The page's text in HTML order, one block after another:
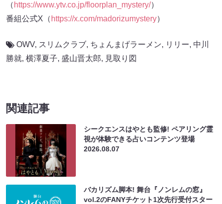
（ https://www.ytv.co.jp/floorplan_mystery/）
番組公式X（ https://x.com/madorizumystery）
OWV, スリムクラブ, ちょんまげラーメン, リリー, 中川
勝就, 横澤夏子, 盛山晋太郎, 見取り図
関連記事
シークエンスはやとも監修! ペアリング霊
視が体験できる占いコンテンツ登場
2026.08.07
バカリズム脚本! 舞台『ノンレムの窓』
vol.2のFANYチケット1次先行受付スター